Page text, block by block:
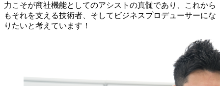
力こそが商社機能としてのアシストの真髄であり、これから
もそれを支える技術者、そしてビジネスプロデューサーにな
りたいと考えています！